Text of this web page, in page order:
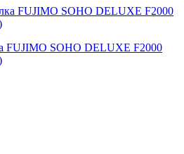
FUJIMO SOHO DELUXE F2000